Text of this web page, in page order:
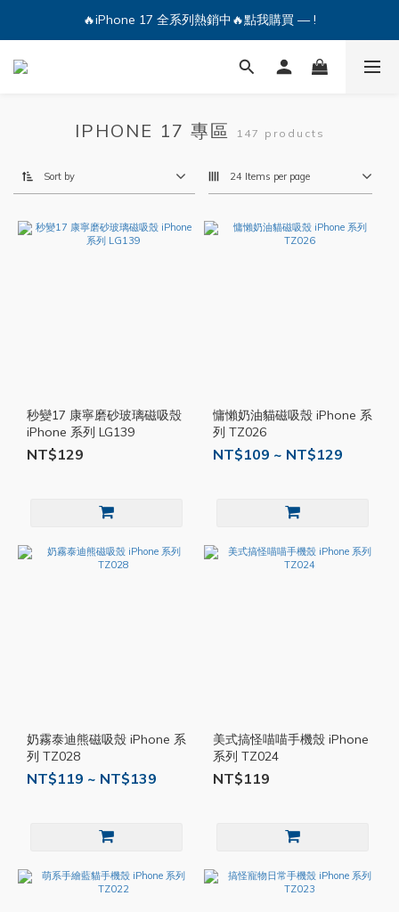
🔥iPhone 17 全系列熱銷中🔥點我購買 — !
🔥iPhone 17 全系列熱銷中🔥點我購買 — !
💕加入Q哥 Line 新好友領優惠券！🎫
IPHONE 17 專區 147 products
Sort by 24 Items per page
秒變17 康寧磨砂玻璃磁吸殼
iPhone 系列 LG139
NT$129
慵懶奶油貓磁吸殼 iPhone 系
列 TZ026
NT$109 ~ NT$129
奶霧泰迪熊磁吸殼 iPhone 系
列 TZ028
NT$119 ~ NT$139
美式搞怪喵喵手機殼 iPhone
系列 TZ024
NT$119